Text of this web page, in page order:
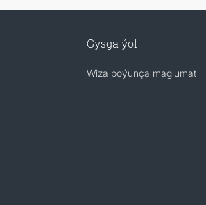
Gysga ýol
Wiza boýunça maglumat